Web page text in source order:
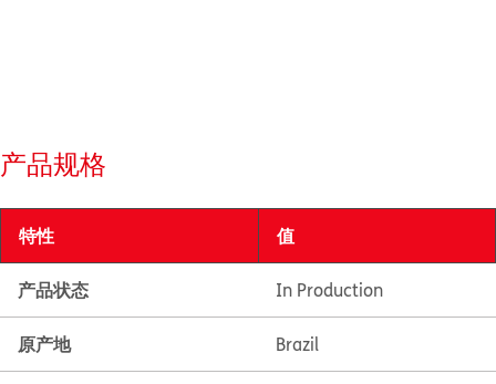
产品规格
特性 值
产品状态 In Production
原产地 Brazil